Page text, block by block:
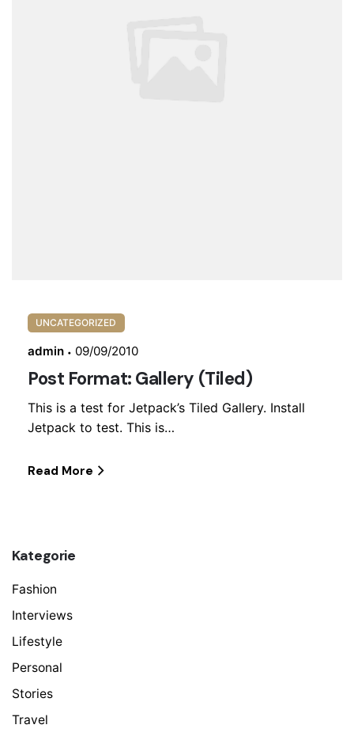
Kategorie
Fashion
Interviews
Lifestyle
Personal
Stories
Travel
UNCATEGORIZED
admin 09/09/2010
Post Format: Gallery (Tiled)
This is a test for Jetpack’s Tiled Gallery. Install
Jetpack to test. This is…
Read More